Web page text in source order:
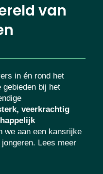
van
in én rond het
gebieden bij het
veerkrachtig
we aan een kansrijke
Lees meer